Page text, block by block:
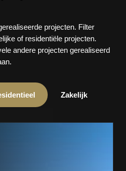
projecten. Filter
of residentiële projecten.
andere projecten gerealiseerd
Zakelijk